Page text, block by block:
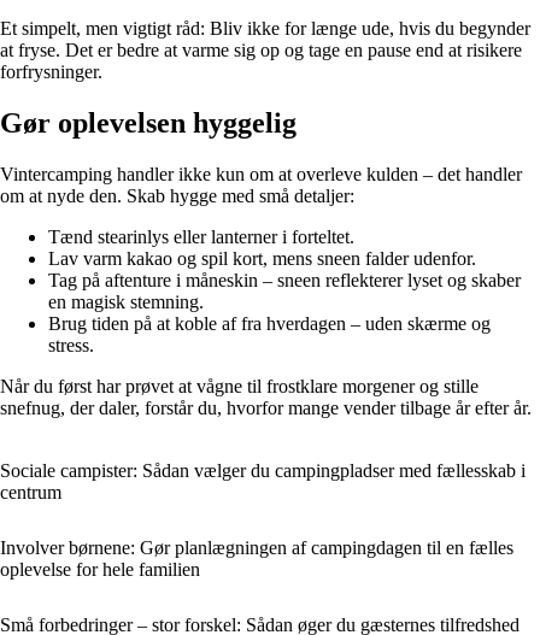
Et simpelt, men vigtigt råd: Bliv ikke for længe ude, hvis du begynder
at fryse. Det er bedre at varme sig op og tage en pause end at risikere
forfrysninger.
Gør oplevelsen hyggelig
Vintercamping handler ikke kun om at overleve kulden – det handler
om at nyde den. Skab hygge med små detaljer:
Tænd stearinlys eller lanterner i forteltet.
Lav varm kakao og spil kort, mens sneen falder udenfor.
Tag på aftenture i måneskin – sneen reflekterer lyset og skaber
en magisk stemning.
Brug tiden på at koble af fra hverdagen – uden skærme og
stress.
Når du først har prøvet at vågne til frostklare morgener og stille
snefnug, der daler, forstår du, hvorfor mange vender tilbage år efter år.
Sociale campister: Sådan vælger du campingpladser med fællesskab i
centrum
Involver børnene: Gør planlægningen af campingdagen til en fælles
oplevelse for hele familien
Små forbedringer – stor forskel: Sådan øger du gæsternes tilfredshed